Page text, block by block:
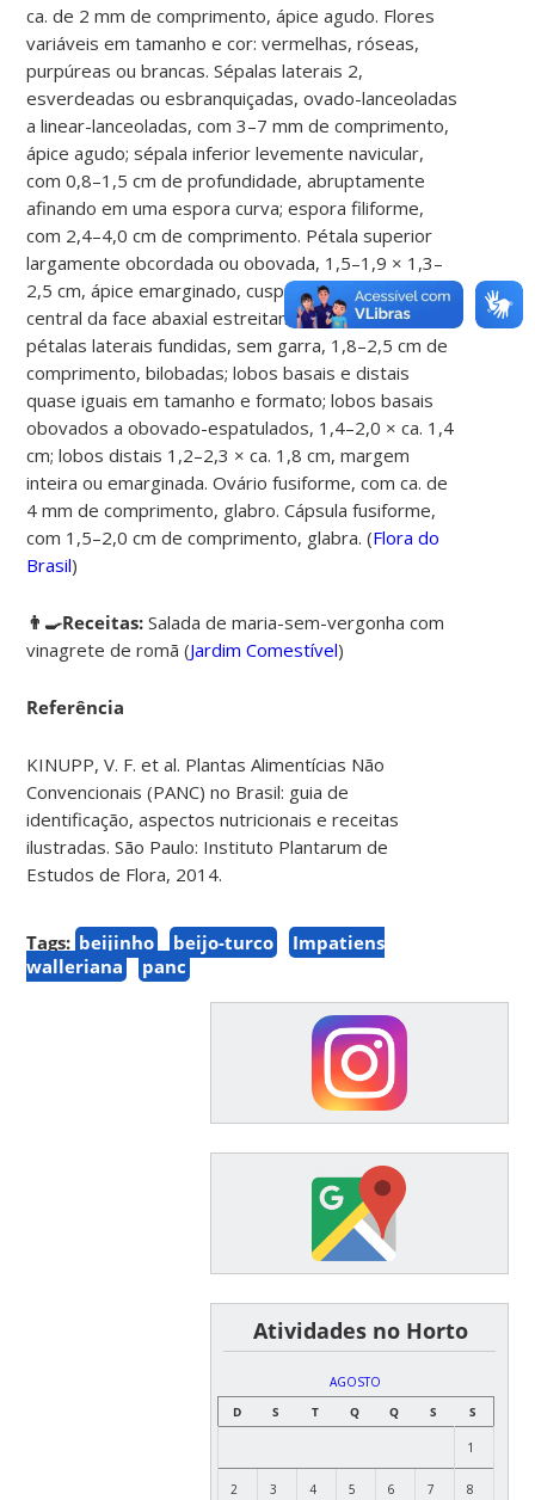
ca. de 2 mm de comprimento, ápice agudo. Flores
variáveis em tamanho e cor: vermelhas, róseas,
purpúreas ou brancas. Sépalas laterais 2,
esverdeadas ou esbranquiçadas, ovado-lanceoladas
a linear-lanceoladas, com 3–7 mm de comprimento,
ápice agudo; sépala inferior levemente navicular,
com 0,8–1,5 cm de profundidade, abruptamente
afinando em uma espora curva; espora filiforme,
com 2,4–4,0 cm de comprimento. Pétala superior
largamente obcordada ou obovada, 1,5–1,9 × 1,3–
2,5 cm, ápice emarginado, cuspidado, nervura
central da face abaxial estreitamente cristada;
pétalas laterais fundidas, sem garra, 1,8–2,5 cm de
comprimento, bilobadas; lobos basais e distais
quase iguais em tamanho e formato; lobos basais
obovados a obovado-espatulados, 1,4–2,0 × ca. 1,4
cm; lobos distais 1,2–2,3 × ca. 1,8 cm, margem
inteira ou emarginada. Ovário fusiforme, com ca. de
4 mm de comprimento, glabro. Cápsula fusiforme,
com 1,5–2,0 cm de comprimento, glabra. (Flora do
Brasil)
👨‍🍳Receitas:Salada de maria-sem-vergonha com
vinagrete de romã (Jardim Comestível)
Referência
KINUPP, V. F. et al. Plantas Alimentícias Não
Convencionais (PANC) no Brasil: guia de
identificação, aspectos nutricionais e receitas
ilustradas. São Paulo: Instituto Plantarum de
Estudos de Flora, 2014.
Tags: beijinho beijo-turco
Impatiens
walleriana
panc
͏ ͏ ͏ ͏ ͏ ͏Atividades no Horto
AGOSTO
D
S T Q Q S S
1
2 3 4 5 6 7 8